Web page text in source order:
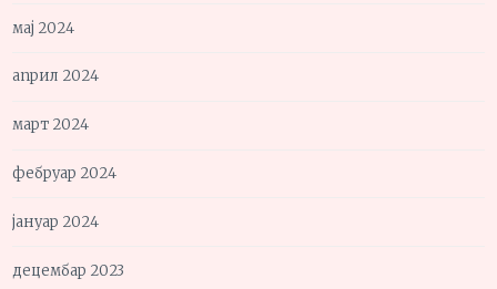
мај 2024
април 2024
март 2024
фебруар 2024
јануар 2024
децембар 2023